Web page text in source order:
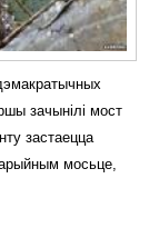
зачынілі мост
застаецца
мосьце,